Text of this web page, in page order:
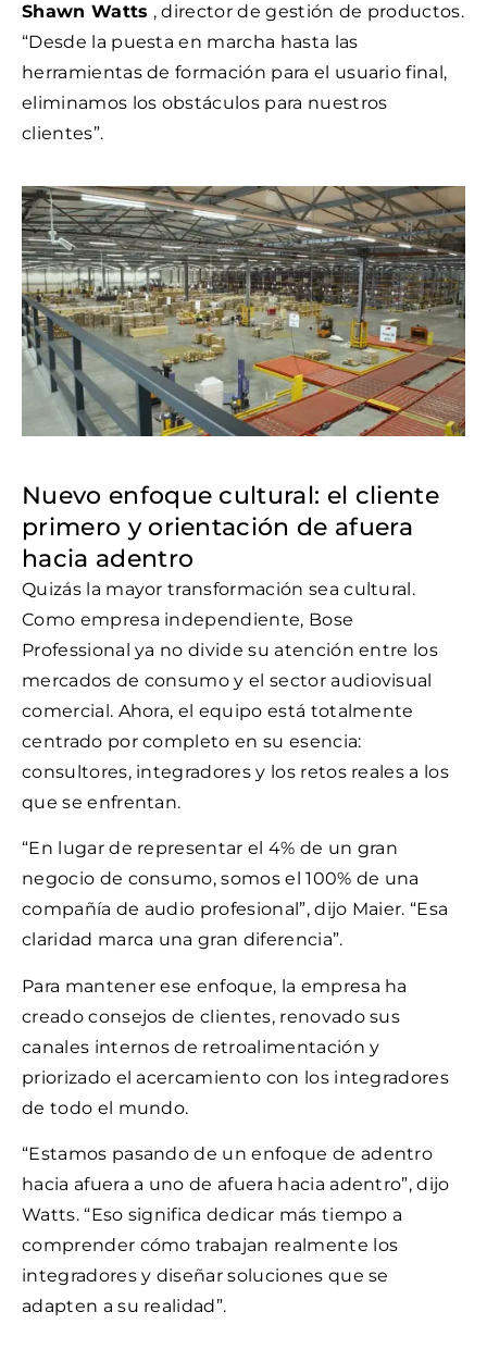
Shawn Watts , director de gestión de productos.
“Desde la puesta en marcha hasta las
herramientas de formación para el usuario final,
eliminamos los obstáculos para nuestros
clientes”.
Nuevo enfoque cultural: el cliente
primero y orientación de afuera
hacia adentro
Quizás la mayor transformación sea cultural.
Como empresa independiente, Bose
Professional ya no divide su atención entre los
mercados de consumo y el sector audiovisual
comercial. Ahora, el equipo está totalmente
centrado por completo en su esencia:
consultores, integradores y los retos reales a los
que se enfrentan.
“En lugar de representar el 4% de un gran
negocio de consumo, somos el 100% de una
compañía de audio profesional”, dijo Maier. “Esa
claridad marca una gran diferencia”.
Para mantener ese enfoque, la empresa ha
creado consejos de clientes, renovado sus
canales internos de retroalimentación y
priorizado el acercamiento con los integradores
de todo el mundo.
“Estamos pasando de un enfoque de adentro
hacia afuera a uno de afuera hacia adentro”, dijo
Watts. “Eso significa dedicar más tiempo a
comprender cómo trabajan realmente los
integradores y diseñar soluciones que se
adapten a su realidad”.